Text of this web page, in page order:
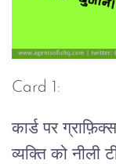
Card 1:
कार्ड पर
व्यक्ति को नीली